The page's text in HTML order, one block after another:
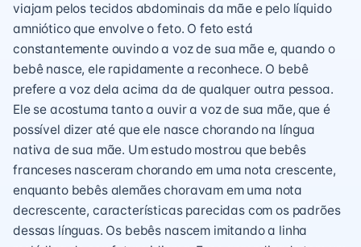
viajam pelos tecidos abdominais da mãe e pelo líquido
amniótico que envolve o feto. O feto está
constantemente ouvindo a voz de sua mãe e, quando o
bebê nasce, ele rapidamente a reconhece. O bebê
prefere a voz dela acima da de qualquer outra pessoa.
Ele se acostuma tanto a ouvir a voz de sua mãe, que é
possível dizer até que ele nasce chorando na língua
nativa de sua mãe. Um estudo mostrou que bebês
franceses nasceram chorando em uma nota crescente,
enquanto bebês alemães choravam em uma nota
decrescente, características parecidas com os padrões
dessas línguas. Os bebês nascem imitando a linha